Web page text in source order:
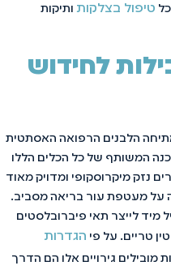
טיפול בצלקות ותיקות
לחידוש
הלבנים הרפואה האסתטית
המשותף של כל הכלים הללו
נזק מיקרוסקופי ומדויק מאוד
על מעטפת עור בריאה מסביב.
לייצר תאי פיברובלסטים
טריים. על פי הגדרות
מובילים גירויים אלו הם הדרך